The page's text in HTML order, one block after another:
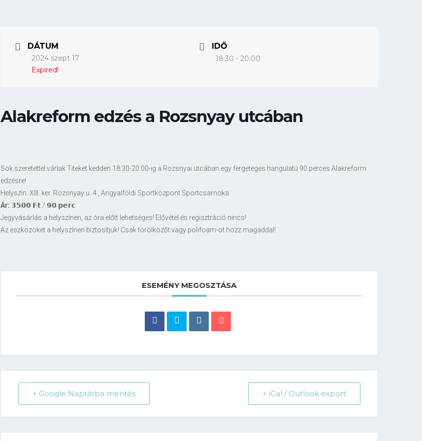
DÁTUM
2024 szept 17
Expired!
IDŐ
18:30 - 20:00
Alakreform edzés a Rozsnyay utcában
Sok szeretettel várlak Titeket kedden 18:30-20:00-ig a Rozsnyai utcában egy fergeteges hangulatú 90 perces Alakreform
edzésre!
Helyszín: XIII. ker. Rozsnyay u. 4., Angyalföldi Sportközpont Sportcsarnoka
Ár: 𝟯𝟱𝟬𝟬 𝗙𝘁 / 𝟵𝟬 𝗽𝗲𝗿𝗰
Jegyvásárlás a helyszínen, az óra előtt lehetséges! Elővétel és regisztráció nincs!
Az eszközöket a helyszínen biztosítjuk! Csak törölközőt vagy polifoam-ot hozz magaddal!
ESEMÉNY MEGOSZTÁSA
+ Google Naptárba mentés + iCal / Outlook export